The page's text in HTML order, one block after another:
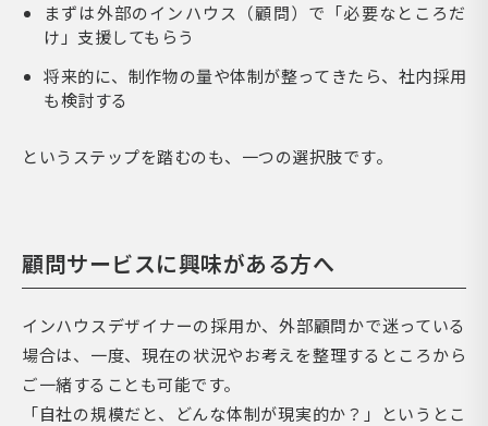
まずは外部のインハウス（顧問）で「必要なところだ
け」支援してもらう
将来的に、制作物の量や体制が整ってきたら、社内採用
も検討する
というステップを踏むのも、一つの選択肢です。
顧問サービスに興味がある方へ
インハウスデザイナーの採用か、外部顧問かで迷っている
場合は、一度、現在の状況やお考えを整理するところから
ご一緒することも可能です。
「自社の規模だと、どんな体制が現実的か？」というとこ